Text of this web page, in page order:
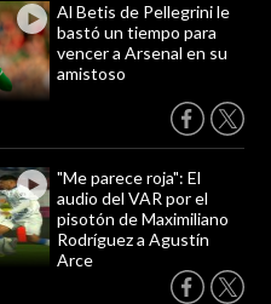
Al Betis de Pellegrini le
bastó un tiempo para
vencer a Arsenal en su
amistoso
"Me parece roja": El
audio del VAR por el
pisotón de Maximiliano
Rodríguez a Agustín
Arce